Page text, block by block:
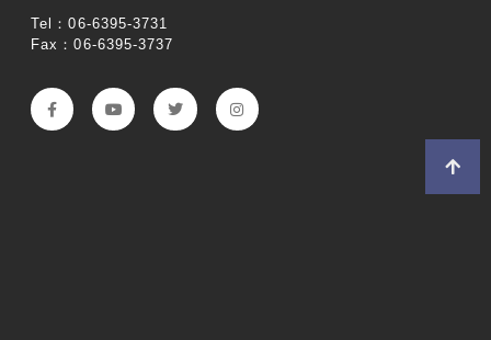
Tel：06-6395-3731
Fax：06-6395-3737